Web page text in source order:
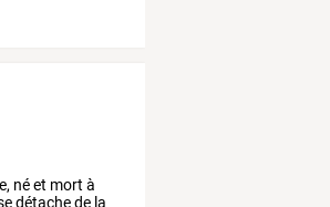
néet mort à
détachede la